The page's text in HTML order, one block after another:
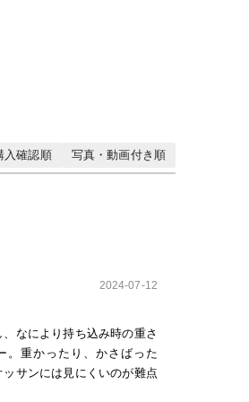
入確認順 写真・動画付き順
2024-07-12
なにより持ち込み時の重さ
。重かったり、かさばった
サンには見にくいのが難点